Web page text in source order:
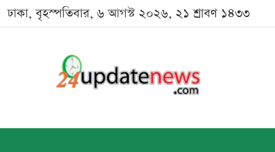
ঢাকা, বৃহস্পতিবার, ৬ আগস্ট ২০২৬, ২১ শ্রাবণ ১৪৩৩